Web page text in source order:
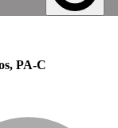
PA-C